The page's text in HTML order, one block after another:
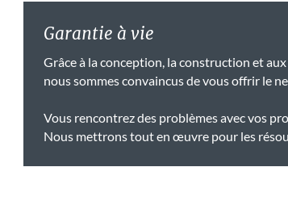
Garantie à vie
Grâce à la conception, la construction et
nous sommes convaincus de vous offrir le
Vous rencontrez des problèmes avec vos
Nous mettrons tout en œuvre pour les